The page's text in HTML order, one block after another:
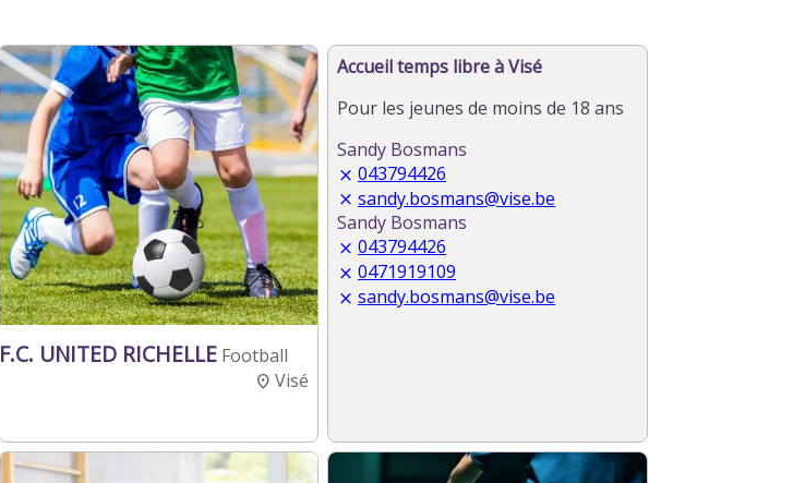
F.C. UNITED RICHELLE Football
Visé
Accueil temps libre à Visé
Pour les jeunes de moins de 18 ans
Sandy Bosmans
043794426
sandy.bosmans@vise.be
Sandy Bosmans
043794426
0471919109
sandy.bosmans@vise.be